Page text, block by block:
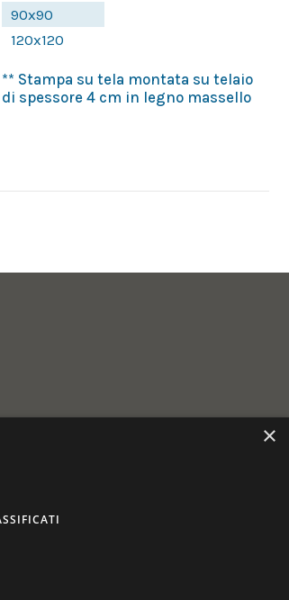
90x90
120x120
** Stampa su tela montata su telaio
di spessore 4 cm in legno massello
×